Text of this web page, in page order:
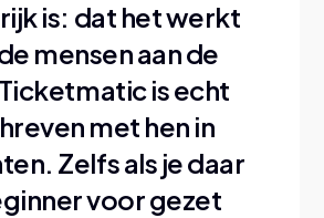
is: dat het werkt
mensen aan de
is echt
met hen in
Zelfs als je daar
voor gezet